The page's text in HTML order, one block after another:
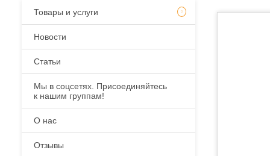
Товары и услуги
Новости
Статьи
Мы в соцсетях. Присоединяйтесь
к нашим группам!
О нас
Отзывы